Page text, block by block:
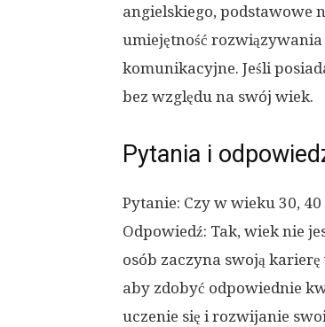
angielskiego, podstawowe
umiejętność
komunikacyjne. Jeśli
bez względu na swój wiek.
Pytania i
Pytanie: Czy w wieku 30,
Odpowiedź: Tak, wiek nie
osób zaczyna swoją
aby zdobyć odpowiednie
uczenie się i rozwijanie